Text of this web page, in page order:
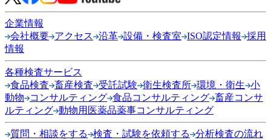
企業情報
会社概要 アクセス 沿革 設備・検査室 ISO認定情報
採用
情報
各種検査サービス
食品検査 畜産検査 受託試験 衛生検査所 環境・衛生 小
動物
コンサルティング 食品コンサルティング 畜産コンサ
ルティング 動物用医薬品薬事コンサルティング
質問・相談をする 検査・試験を依頼する
分析検査の流れ